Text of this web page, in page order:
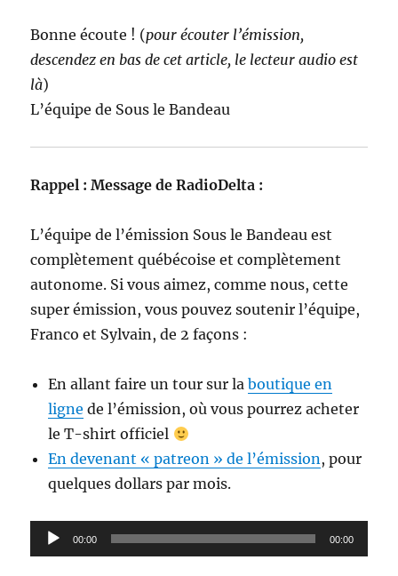
Bonne écoute ! (pour écouter l’émission,
descendez en bas de cet article, le lecteur audio est
là)
L’équipe de Sous le Bandeau
Rappel : Message de RadioDelta :
L’équipe de l’émission Sous le Bandeau est
complètement québécoise et complètement
autonome. Si vous aimez, comme nous, cette
super émission, vous pouvez soutenir l’équipe,
Franco et Sylvain, de 2 façons :
En allant faire un tour sur laboutique en
ligne de l’émission, où vous pourrez acheter
le T-shirt officiel
En devenant « patreon » de l’émission , pour
quelques dollars par mois.
Lecteur
audio
00:00 00:00